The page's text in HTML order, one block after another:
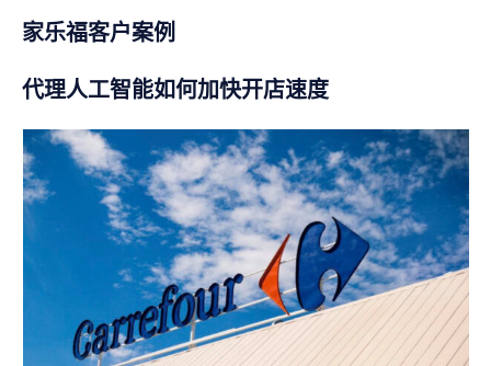
家乐福客户案例
代理人工智能如何加快开店速度